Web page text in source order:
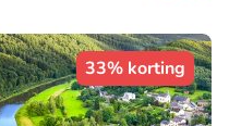
33% korting